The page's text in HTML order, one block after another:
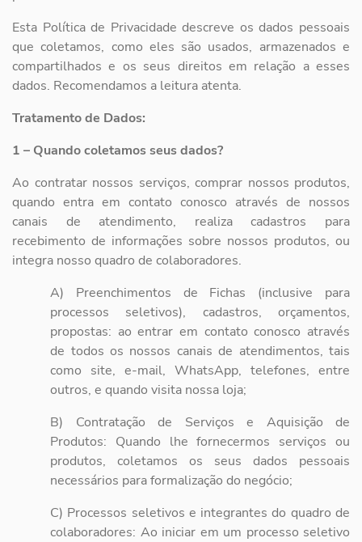
Esta Política de Privacidade descreve os dados pessoais
que coletamos, como eles são usados, armazenados e
compartilhados e os seus direitos em relação a esses
dados. Recomendamos a leitura atenta.
Tratamento de Dados:
1 – Quando coletamos seus dados?
Ao contratar nossos serviços, comprar nossos produtos,
quando entra em contato conosco através de nossos
canais de atendimento, realiza cadastros para
recebimento de informações sobre nossos produtos, ou
integra nosso quadro de colaboradores.
A) Preenchimentos de Fichas (inclusive para
processos seletivos), cadastros, orçamentos,
propostas: ao entrar em contato conosco através
de todos os nossos canais de atendimentos, tais
como site, e-mail, WhatsApp, telefones, entre
outros, e quando visita nossa loja;
B) Contratação de Serviços e Aquisição de
Produtos: Quando lhe fornecermos serviços ou
produtos, coletamos os seus dados pessoais
necessários para formalização do negócio;
C) Processos seletivos e integrantes do quadro de
colaboradores: Ao iniciar em um processo seletivo